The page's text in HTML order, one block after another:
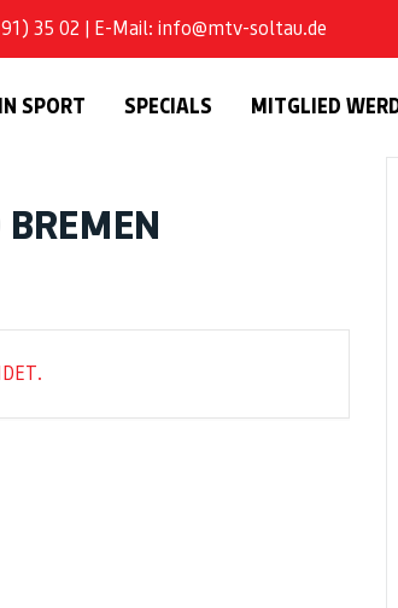
35 02 | E-Mail: info@mtv-soltau.de
SPORT SPECIALS
MITGLIED